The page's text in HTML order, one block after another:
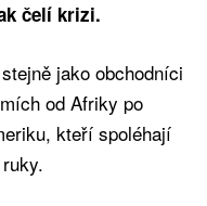
čelí krizi.
jako obchodníci
od Afriky po
kteří spoléhají